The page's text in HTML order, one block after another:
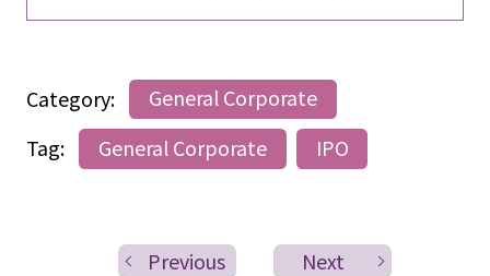
Category:
General Corporate
Tag:
General Corporate IPO
Previous Next